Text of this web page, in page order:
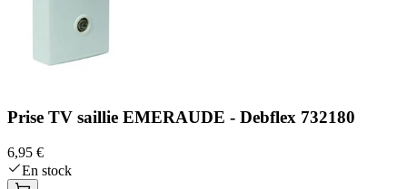
Prise TV saillie EMERAUDE - Debflex 732180
6,95 €
En stock